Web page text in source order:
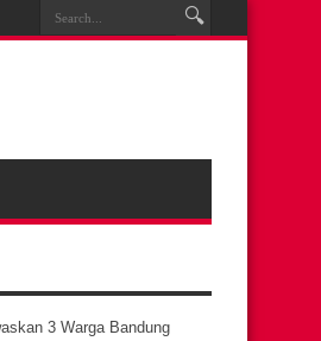
3 Warga Bandung